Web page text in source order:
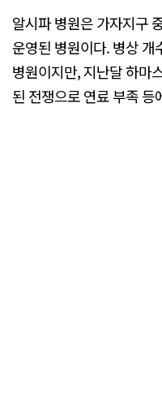
알시파 병원은 가자지구
운영된 병원이다. 병상 개
병원이지만, 지난달 하마
된 전쟁으로 연료 부족 등